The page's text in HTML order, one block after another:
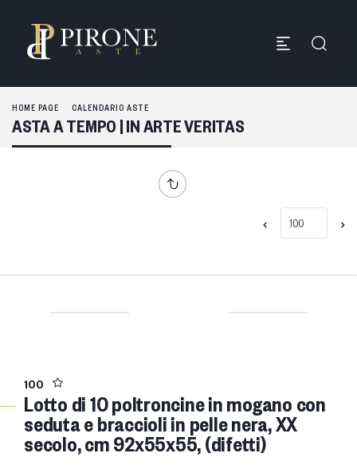
HOME PAGE CALENDARIO ASTE
ASTA A TEMPO | IN ARTE VERITAS
100
Lotto di 10 poltroncine in mogano con
seduta e braccioli in pelle nera, XX
secolo, cm 92x55x55, (difetti)